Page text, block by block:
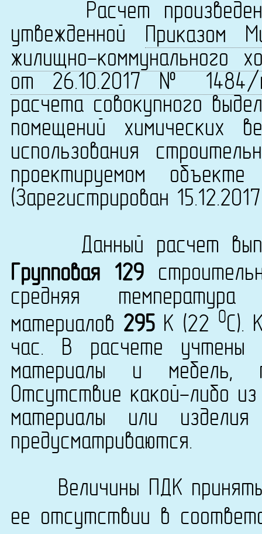
Расчет произведен
утвежденной Приказом
жилищно-коммунального
от 26.10.2017 № 1484/
расчета совокупного
помещений химических
использования
проектируемом объекте
(Зарегистрирован
Данный расчет
Групповая 129
средняя температура
материалов 295 K (22 0C).
час. В расчете учтены
материалы и мебель,
Отсутствие какой-либо
материалы или
предусматриваются.
Величины ПДК
ее отсутствии в